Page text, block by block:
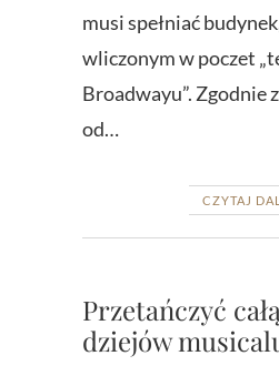
musi spełniać
wliczonym w poczet
Broadwayu”. Zgodnie
od…
CZYTAJ
Przetańczyć
dziejów